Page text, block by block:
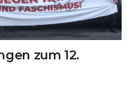
zum 12.